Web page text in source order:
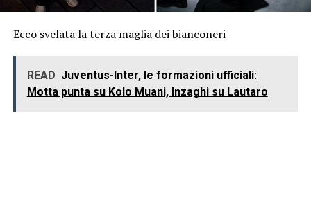
Ecco svelata la terza maglia dei bianconeri
READ Juventus-Inter, le formazioni ufficiali:
Motta punta su Kolo Muani, Inzaghi su Lautaro